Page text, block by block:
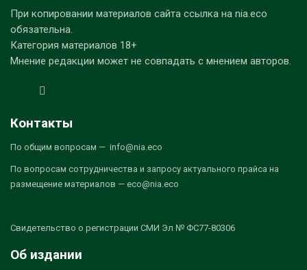
При копировании материалов сайта ссылка на nia.eco
обязательна.
Категория материалов 18+
Мнение редакции может не совпадать с мнением авторов.
Контакты
По общим вопросам — info@nia.eco
По вопросам сотрудничества и запросу актуального прайса на
размещение материалов — eco@nia.eco
Свидетельство о регистрации СМИ Эл № ФС77-80306
Об издании